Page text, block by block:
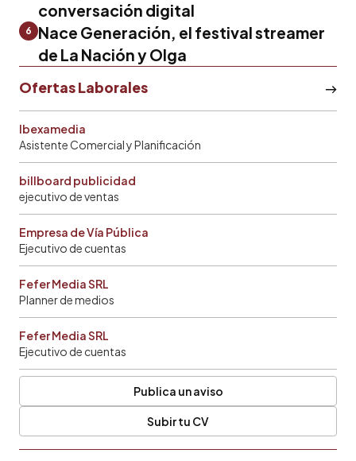
conversación digital
6
Nace Generación, el festival streamer
de La Nación y Olga
Ofertas Laborales
Ibexamedia
Asistente Comercial y Planificación
billboard publicidad
ejecutivo de ventas
Empresa de Vía Pública
Ejecutivo de cuentas
Fefer Media SRL
Planner de medios
Fefer Media SRL
Ejecutivo de cuentas
Publica un aviso
Subir tu CV